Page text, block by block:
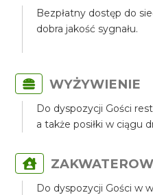
Bezpłatny dostęp do
dobra jakość sygnału.
WYŻYWIENIE
Do dyspozycji Gości
a także posiłki w ciągu
Do dyspozycji Gości w